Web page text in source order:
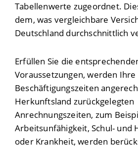
Tabellenwerte zugeordnet.
dem, was vergleichbare
Deutschland durchschnittlich
Erfüllen Sie die
Voraussetzungen, werden Ihre
Beschäftigungszeiten
Herkunftsland zurückgelegten
Anrechnungszeiten, zum
Arbeitsunfähigkeit, Schul- und
oder Krankheit, werden